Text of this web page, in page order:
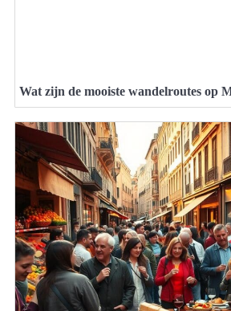
Wat zijn de mooiste wandelroutes op